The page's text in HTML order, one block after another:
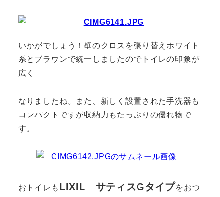
いかがでしょう！壁のクロスを張り替えホワイト
系とブラウンで統一しましたのでトイレの印象が
広く
なりましたね。また、新しく設置された手洗器も
コンパクトですが収納力もたっぷりの優れ物で
す。
おトイレも LIXIL サティスGタイプをおつ